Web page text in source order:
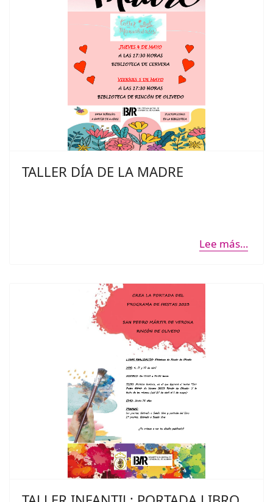
TALLER DÍA DE LA MADRE
Lee más…